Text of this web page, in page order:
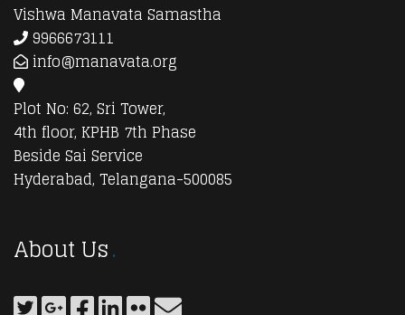
Vishwa Manavata Samastha
9966673111
info@manavata.org
Plot No: 62, Sri Tower,
4th floor, KPHB 7th Phase
Beside Sai Service
Hyderabad, Telangana-500085
About Us